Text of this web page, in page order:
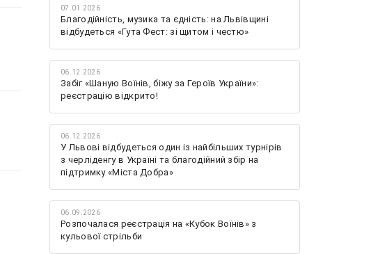
07.01.2026
Благодійність, музика та єдність: на Львівщині
відбудеться «Гута Фест: зі щитом і честю»
06.12.2026
Забіг «Шаную Воїнів, біжу за Героїв України»:
реєстрацію відкрито!
06.12.2026
У Львові відбудеться один із найбільших турнірів
з черліденгу в Україні та благодійний збір на
підтримку «Міста Добра»
06.09.2026
Розпочалася реєстрація на «Кубок Воїнів» з
кульової стрільби